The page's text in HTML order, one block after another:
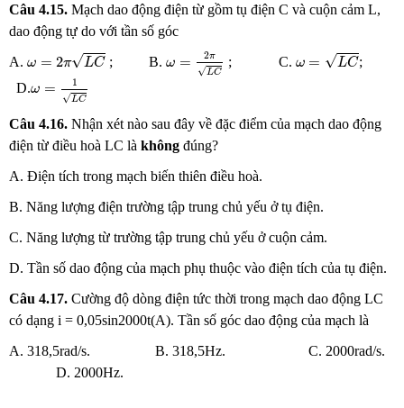
Câu 4.15. Mạch dao động điện từ gồm tụ điện C và cuộn cảm L,
dao động tự do với tần số góc
A. ω = 2π√LC; B. ω = 2π
√LC
LC
; C. ω = √LC;
D.ω =
1
√LC
C
Câu 4.16. Nhận xét nào sau đây về đặc điểm của mạch dao động
điện từ điều hoà LC là không đúng?
A. Điện tích trong mạch biến thiên điều hoà.
B. Năng lượng điện trường tập trung chủ yếu ở tụ điện.
C. Năng lượng từ trường tập trung chủ yếu ở cuộn cảm.
D. Tần số dao động của mạch phụ thuộc vào điện tích của tụ điện.
Câu 4.17. Cường độ dòng điện tức thời trong mạch dao động LC
có dạng i = 0,05sin2000t(A). Tần số góc dao động của mạch là
A. 318,5rad/s. B. 318,5Hz. C. 2000rad/s.
D. 2000Hz.